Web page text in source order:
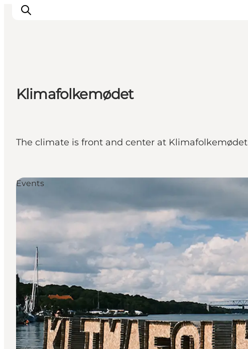
Inspiratie
Bestemmingen
Plan je reis
Klimafolkemødet
The climate is front and center at Klimafolkemødet
Events